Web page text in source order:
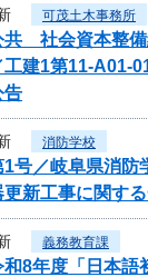
可茂土木事務所
共 社会資本整
建1第11-A01-
告
消防学校
1号／岐阜県消
更新工事に関す
義務教育課
和8年度「日本